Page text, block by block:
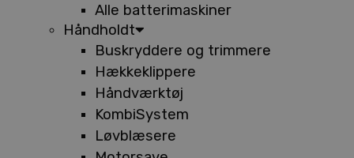
Alle batterimaskiner
Håndholdt
Buskryddere og trimmere
Hækkeklippere
Håndværktøj
KombiSystem
Løvblæsere